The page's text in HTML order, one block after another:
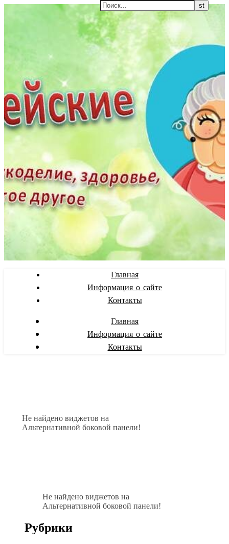
Главная
Информация о сайте
Контакты
Главная
Информация о сайте
Контакты
Не найдено виджетов на
Альтернативной боковой панели!
Не найдено виджетов на
Альтернативной боковой панели!
Рубрики